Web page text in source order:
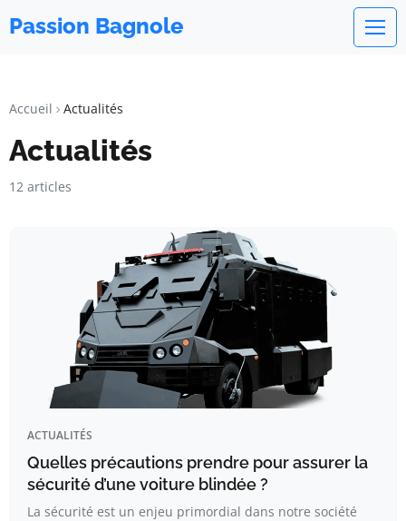
Passion Bagnole
Accueil Actualités
Actualités
12 articles
ACTUALITÉS
Quelles précautions prendre pour assurer la
sécurité d’une voiture blindée ?
La sécurité est un enjeu primordial dans notre société